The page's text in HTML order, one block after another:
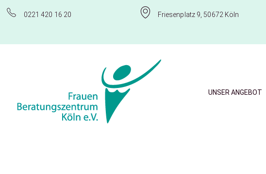
0221 420 16 20 Friesenplatz 9, 50672 Köln
UNSER ANGEBOT